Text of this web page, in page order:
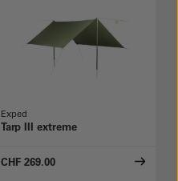
Exped
Tarp III extreme
CHF 269.00